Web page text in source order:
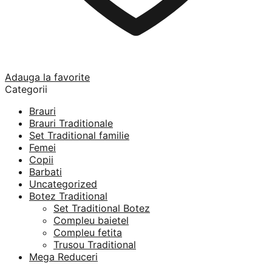
Adauga la favorite
Categorii
Brauri
Brauri Traditionale
Set Traditional familie
Femei
Copii
Barbati
Uncategorized
Botez Traditional
Set Traditional Botez
Compleu baietel
Compleu fetita
Trusou Traditional
Mega Reduceri